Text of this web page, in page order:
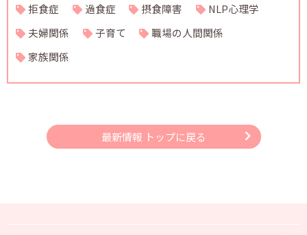
拒食症
過食症 摂食障害
NLP心理学
夫婦関係
子育て
職場の人間関係
家族関係
最新情報 トップに戻る